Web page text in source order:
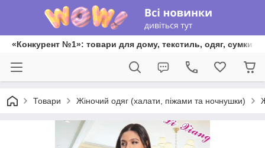
«Конкурент №1»: товари для дому, текстиль, одяг, сумки
Товари Жіночий одяг (халати, піжами та ночнушки)